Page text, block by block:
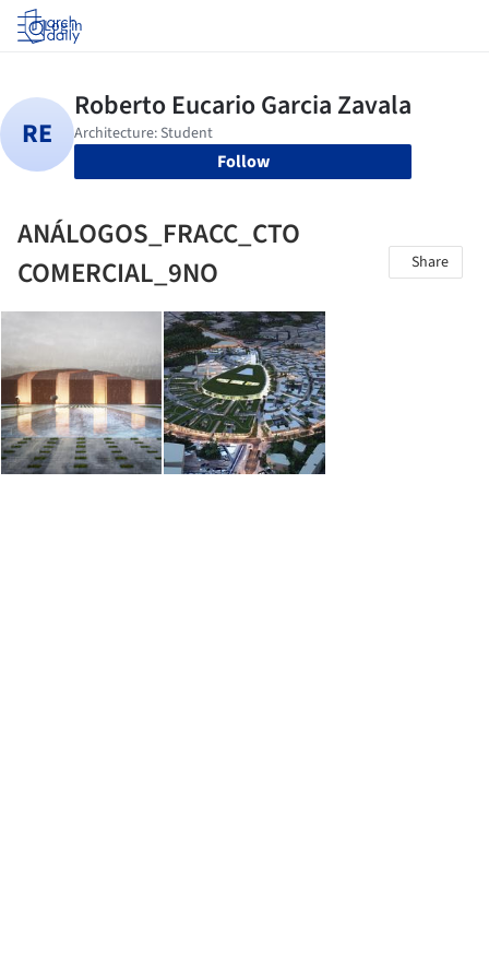
Log in
Follow
ANÁLOGOS_FRACC_CTO
COMERCIAL_9NO
Share